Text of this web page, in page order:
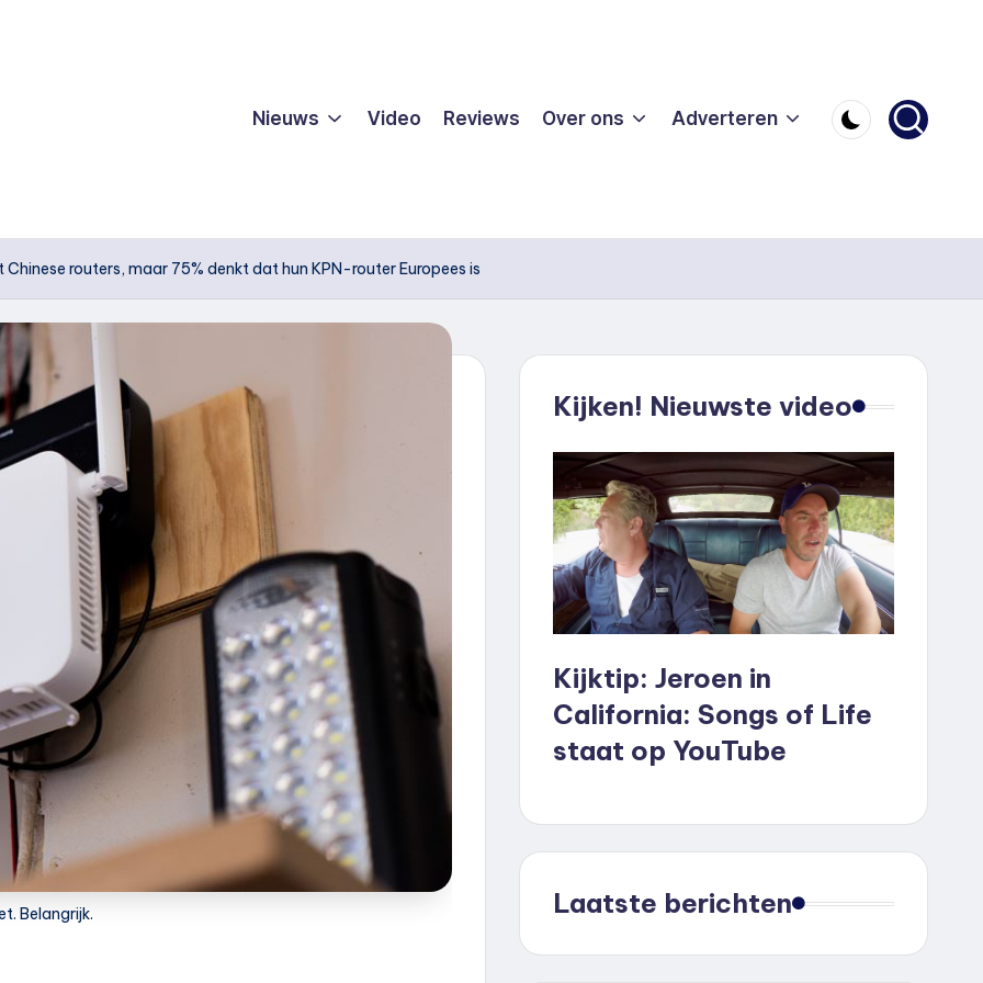
Nieuws Video Reviews Over ons Adverteren
routers, maar 75% denkt dat hun KPN-router Europees is
Belangrijk.
Kijken! Nieuwste video
Kijktip: Jeroen in
California: Songs of Life
staat op YouTube
Laatste berichten